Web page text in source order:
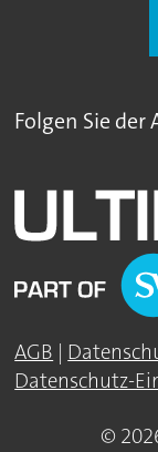
Folgen Sie
AGB
Datenschutz-
©